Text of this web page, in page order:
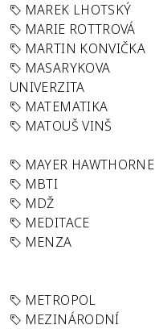
MAREK LHOTSKÝ
MARIE ROTTROVÁ
MARTIN KONVIČKA
MASARYKOVA
UNIVERZITA
MATEMATIKA
MATOUŠ VINŠ
MAYER HAWTHORNE
MBTI
MDŽ
MEDITACE
MENZA
METROPOL
MEZINÁRODNÍ